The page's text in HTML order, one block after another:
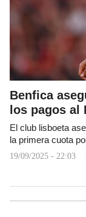
Benfica
los pagos al
El club lisboeta
la primera cuota
19/09/2025 - 22:03